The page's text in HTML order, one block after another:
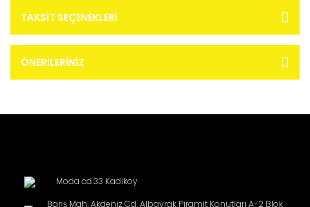
TAKSIT SEÇENEKLERI
ÖNERILERINIZ
Moda cd.33 Kadikoy
Barış Mah. Akdeniz Cd. Albayrak Piramit Konutları A-2 Blok